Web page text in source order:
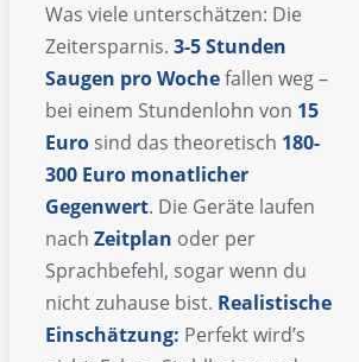
Was viele unterschätzen: Die
Zeitersparnis. 3-5 Stunden
Saugen pro Wochefallen weg –
bei einem Stundenlohn von 15
Euro sind das theoretisch 180-
300 Euro monatlicher
Gegenwert. Die Geräte laufen
nach Zeitplan oder per
Sprachbefehl, sogar wenn du
nicht zuhause bist. Realistische
Einschätzung: Perfekt wird’s